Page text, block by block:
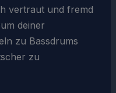
vertraut und fremd
deiner
zu Bassdrums
zu